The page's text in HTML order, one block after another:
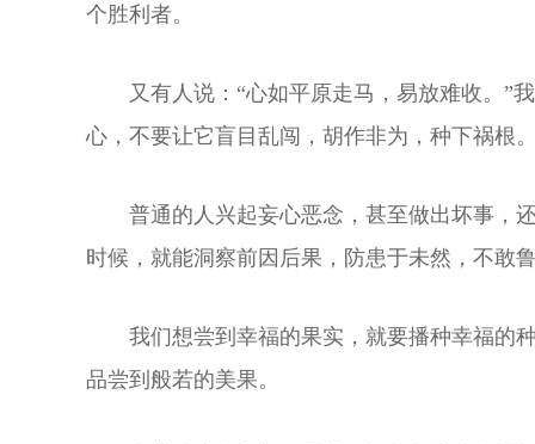
个胜利者。
又有人说：“心如平原走马，易放难收。”
心，不要让它盲目乱闯，胡作非为，种下祸根
普通的人兴起妄心恶念，甚至做出坏事，
时候，就能洞察前因后果，防患于未然，不敢
我们想尝到幸福的果实，就要播种幸福的
品尝到般若的美果。